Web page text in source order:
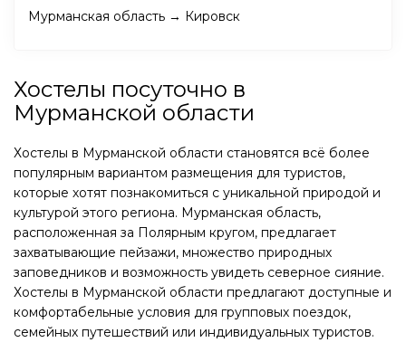
Мурманская область → Кировск
Хостелы посуточно в
Мурманской области
Хостелы в Мурманской области становятся всё более
популярным вариантом размещения для туристов,
которые хотят познакомиться с уникальной природой и
культурой этого региона. Мурманская область,
расположенная за Полярным кругом, предлагает
захватывающие пейзажи, множество природных
заповедников и возможность увидеть северное сияние.
Хостелы в Мурманской области предлагают доступные и
комфортабельные условия для групповых поездок,
семейных путешествий или индивидуальных туристов.